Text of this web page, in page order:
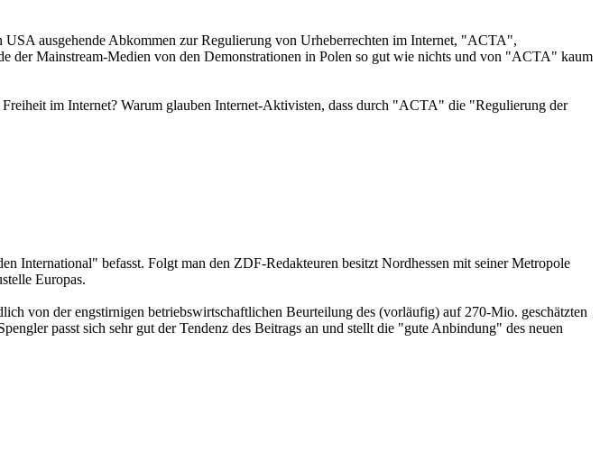
USA ausgehende Abkommen zur Regulierung von Urheberrechten im Internet, "ACTA",
der Mainstream-Medien von den Demonstrationen in Polen so gut wie nichts und von "ACTA" kaum
im Internet? Warum glauben Internet-Aktivisten, dass durch "ACTA" die "Regulierung der
International" befasst. Folgt man den ZDF-Redakteuren besitzt Nordhessen mit seiner Metropole
Europas.
von der engstirnigen betriebswirtschaftlichen Beurteilung des (vorläufig) auf 270-Mio. geschätzten
passt sich sehr gut der Tendenz des Beitrags an und stellt die "gute Anbindung" des neuen